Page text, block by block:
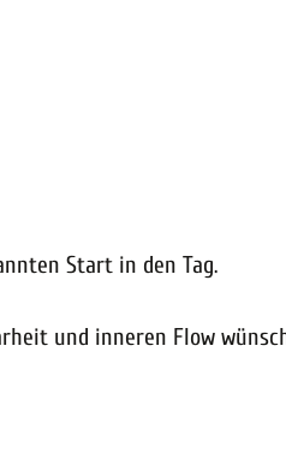
Start in den Tag.
und inneren Flow